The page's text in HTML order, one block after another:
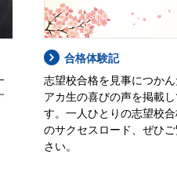
合格体験記
志望校合格を見事につか
アカ生の喜びの声を掲載し
す。一人ひとりの志望校
のサクセスロード、ぜひ
さい。